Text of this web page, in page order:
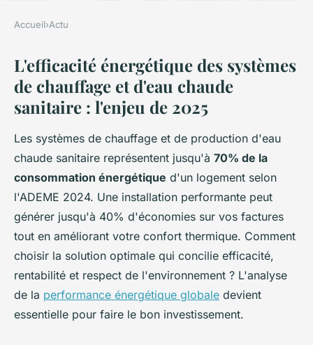
Comparatif des systèmes
chauffage ecs les plus
performants en 2024
David• 30 octobre 2025•8 min de lecture
Accueil›Actu
L'efficacité énergétique des systèmes
de chauffage et d'eau chaude
sanitaire : l'enjeu de 2025
Les systèmes de chauffage et de production d'eau
chaude sanitaire représentent jusqu'à 70% de la
consommation énergétique d'un logement selon
l'ADEME 2024. Une installation performante peut
générer jusqu'à 40% d'économies sur vos factures
tout en améliorant votre confort thermique. Comment
choisir la solution optimale qui concilie efficacité,
rentabilité et respect de l'environnement ? L'analyse
de la performance énergétique globale devient
essentielle pour faire le bon investissement.